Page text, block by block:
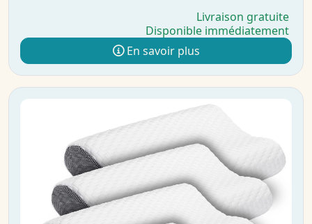
Livraison gratuite
Disponible immédiatement
En savoir plus